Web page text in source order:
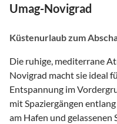
Umag-Novigrad
Küstenurlaub zum
Die ruhige, mediterrane
Novigrad macht sie ideal
Entspannung im
mit Spaziergängen
am Hafen und gelassenen